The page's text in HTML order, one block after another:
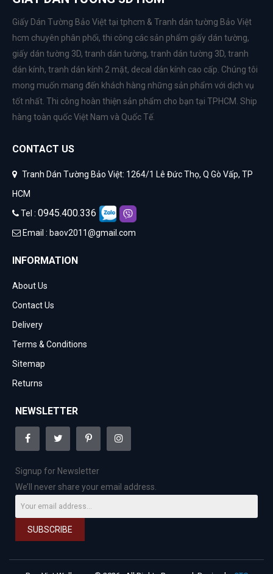
Giấy Dán Tường Bảo Việt tại tphcm & Tranh dán tường Bảo Việt
hcm chuyên phân phối, thi công các sản phẩm giấy dán tường,
giấy dán tường 3D, tranh dán tường, tranh dán tường 3D, tranh
dán kính, tranh dán kính 2 mặt, decal dán kính cao cấp . Chúng tôi
mong muốn mang đến khách hàng những sản phẩm với dịch vụ
tốt nhất. Thi công hoàn thiện sản phẩm cho bạn tại TPHCM. Ship
hàng toàn quốc Việt Nam và Quốc Tế.
CONTACT US
Tranh Dán Tường Bảo Việt: 1264/1 Lê Đức Thọ, Q Gò Vấp, TP
HCM
Tel : 0945.400.336
Email : baov2011@gmail.com
INFORMATION
About Us
Contact Us
Delivery
Terms & Conditions
Sitemap
Returns
NEWSLETTER
Signup for Newsletter
We’ll never share your email address.
SUBSCRIBE